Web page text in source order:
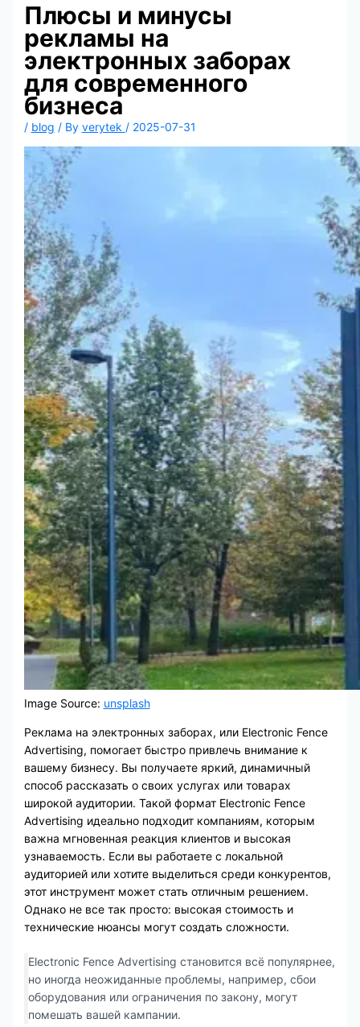
Плюсы и минусы
рекламы на
электронных заборах
для современного
бизнеса
/ blog / By verytek / 2025-07-31
Image Source: unsplash
Реклама на электронных заборах, или Electronic Fence
Advertising, помогает быстро привлечь внимание к
вашему бизнесу. Вы получаете яркий, динамичный
способ рассказать о своих услугах или товарах
широкой аудитории. Такой формат Electronic Fence
Advertising идеально подходит компаниям, которым
важна мгновенная реакция клиентов и высокая
узнаваемость. Если вы работаете с локальной
аудиторией или хотите выделиться среди конкурентов,
этот инструмент может стать отличным решением.
Однако не все так просто: высокая стоимость и
технические нюансы могут создать сложности.
Electronic Fence Advertising становится всё популярнее,
но иногда неожиданные проблемы, например, сбои
оборудования или ограничения по закону, могут
помешать вашей кампании.